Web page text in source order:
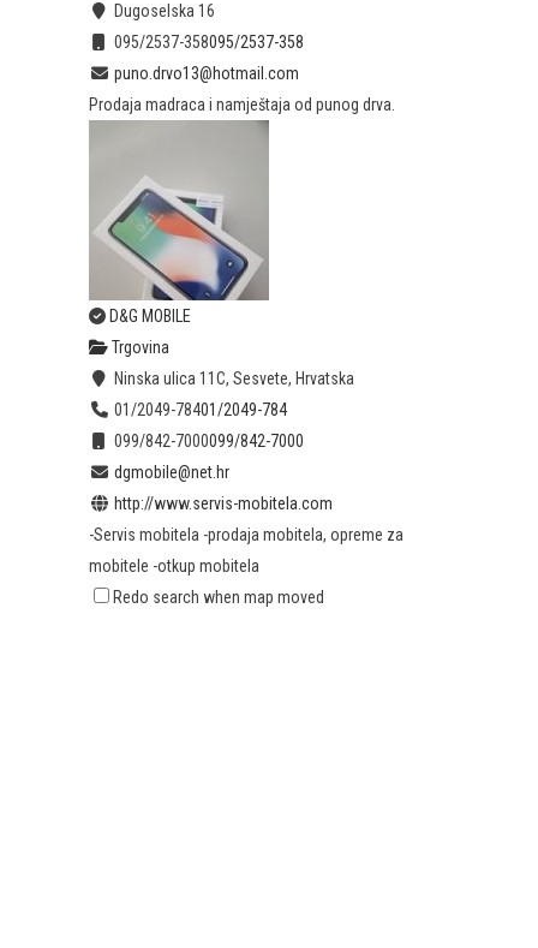
Dugoselska 16
095/2537-358095/2537-358
puno.drvo13@hotmail.com
Prodaja madraca i namještaja od punog drva.
D&G MOBILE
Trgovina
Ninska ulica 11C, Sesvete, Hrvatska
01/2049-78401/2049-784
099/842-7000099/842-7000
dgmobile@net.hr
http://www.servis-mobitela.com
-Servis mobitela -prodaja mobitela, opreme za
mobitele -otkup mobitela
Redo search when map moved